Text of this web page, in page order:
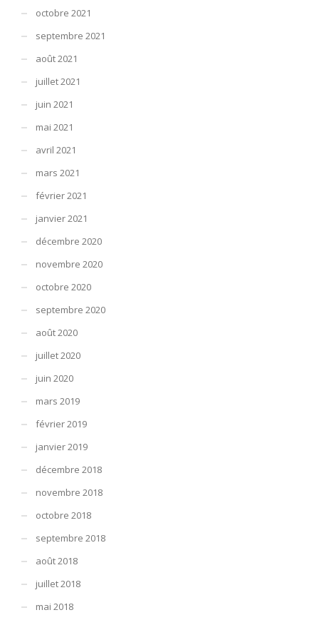
octobre 2021
septembre 2021
août 2021
juillet 2021
juin 2021
mai 2021
avril 2021
mars 2021
février 2021
janvier 2021
décembre 2020
novembre 2020
octobre 2020
septembre 2020
août 2020
juillet 2020
juin 2020
mars 2019
février 2019
janvier 2019
décembre 2018
novembre 2018
octobre 2018
septembre 2018
août 2018
juillet 2018
mai 2018